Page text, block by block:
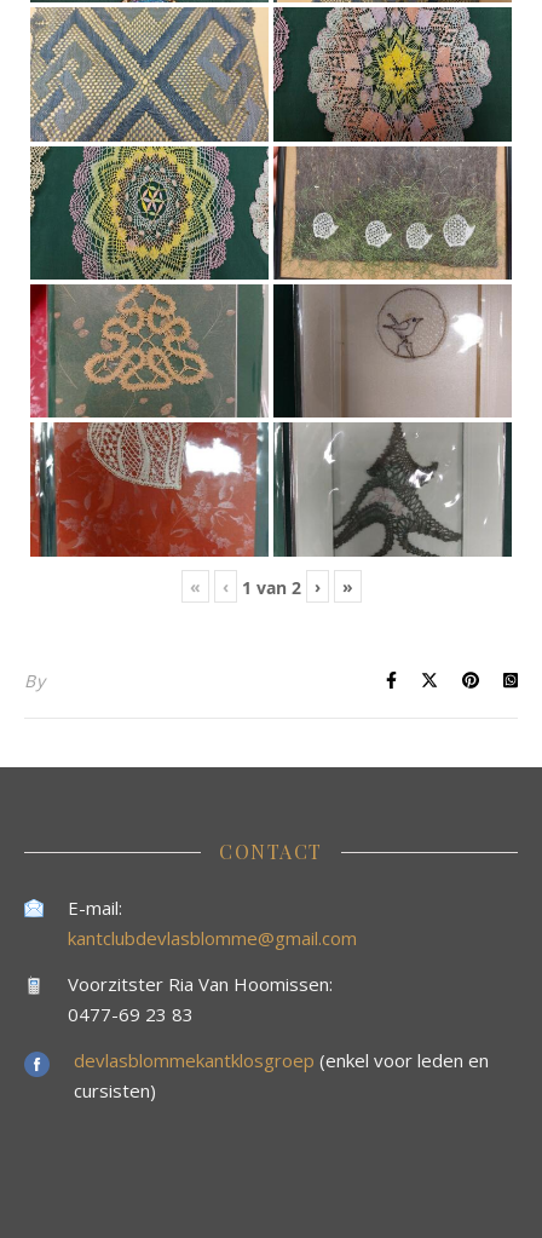
« ‹ 1 van 2 › »
By
CONTACT
E-mail:
kantclubdevlasblomme@gmail.com
Voorzitster Ria Van Hoomissen:
0477-69 23 83
devlasblommekantklosgroep (enkel voor leden en
cursisten)